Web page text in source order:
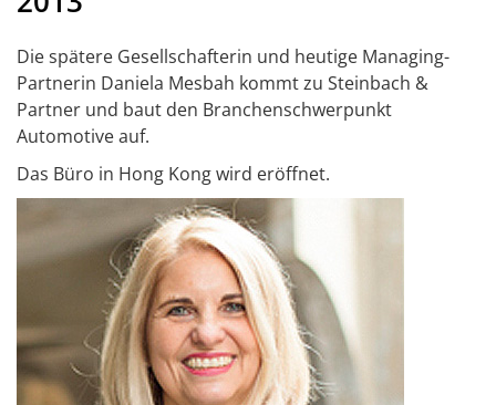
Die spätere Gesellschafterin und heutige Managing-
Partnerin Daniela Mesbah kommt zu Steinbach &
Partner und baut den Branchenschwerpunkt
Automotive auf.
Das Büro in Hong Kong wird eröffnet.